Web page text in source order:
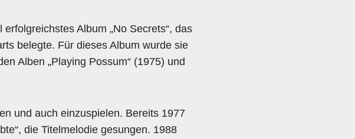
Album „No Secrets“, das
belegte. Für dieses Album wurde sie
Alben „Playing Possum“ (1975) und
und auch einzuspielen. Bereits 1977
die Titelmelodie gesungen. 1988